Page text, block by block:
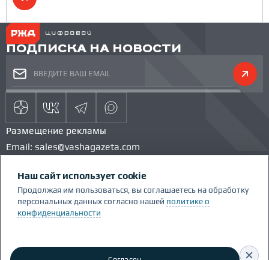
ПОДПИСКА НА НОВОСТИ
Размещение рекламы
Email: sales@vashagazeta.com
КОМАНДА ПРОЕКТА
КОНКУРС
ГЛОССАРИЙ
Сделано Люди.People
Наш сайт использует cookie
Продолжая им пользоваться, вы соглашаетесь на обработку
персональных данных согласно нашей политике о
конфиденциальности